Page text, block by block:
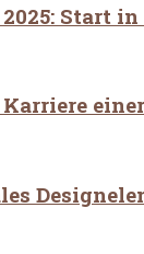
Start in